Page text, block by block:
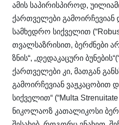
ამის საპირისპიროდ,
ქართველები გამოირჩევიან
სამხედრო სიქველით
თვალსაზრისით, ბერძნები
ზნის“, „დედაკაცური
ქართველები კი, მათგან
გამოირჩევიან ვაჟკაცობით
სიქველით“ (“Multa
ნიკოლაოზ კათალიკოსი